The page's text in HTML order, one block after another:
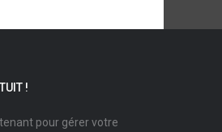
!
pour gérer votre